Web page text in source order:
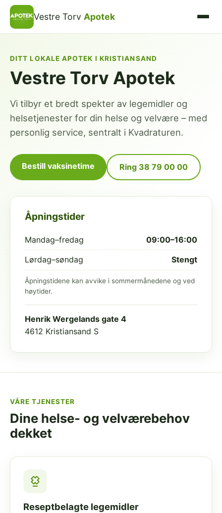
Vestre Torv Apotek
DITT LOKALE APOTEK I KRISTIANSAND
Vestre Torv Apotek
Vi tilbyr et bredt spekter av legemidler og
helsetjenester for din helse og velvære – med
personlig service, sentralt i Kvadraturen.
Bestill vaksinetime Ring 38 79 00 00
Åpningstider
Mandag–fredag 09:00–16:00
Lørdag–søndag Stengt
Åpningstidene kan avvike i sommermånedene og ved
høytider.
Henrik Wergelands gate 4
4612 Kristiansand S
VÅRE TJENESTER
Dine helse- og velværebehov
dekket
Reseptbelagte legemidler